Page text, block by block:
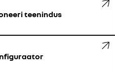
teenindus